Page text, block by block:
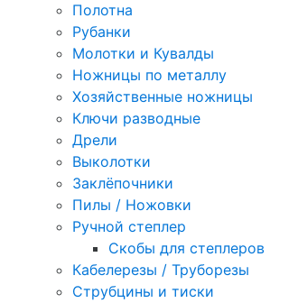
Полотна
Рубанки
Молотки и Кувалды
Ножницы по металлу
Хозяйственные ножницы
Ключи разводные
Дрели
Выколотки
Заклёпочники
Пилы / Ножовки
Ручной степлер
Скобы для степлеров
Кабелерезы / Труборезы
Струбцины и тиски